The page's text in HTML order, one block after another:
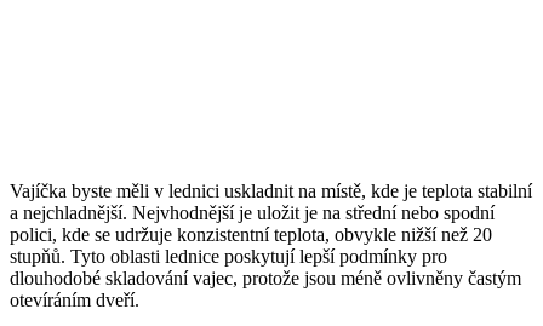
Vajíčka byste měli v lednici uskladnit na místě, kde je teplota stabilní
a nejchladnější. Nejvhodnější je uložit je na střední nebo spodní
polici, kde se udržuje konzistentní teplota, obvykle nižší než 20
stupňů. Tyto oblasti lednice poskytují lepší podmínky pro
dlouhodobé skladování vajec, protože jsou méně ovlivněny častým
otevíráním dveří.